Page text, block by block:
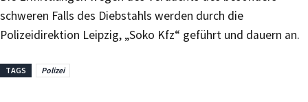
schweren Falls des Diebstahls werden durch die
Polizeidirektion Leipzig, „Soko Kfz“ geführt und dauern an.
TAGS Polizei